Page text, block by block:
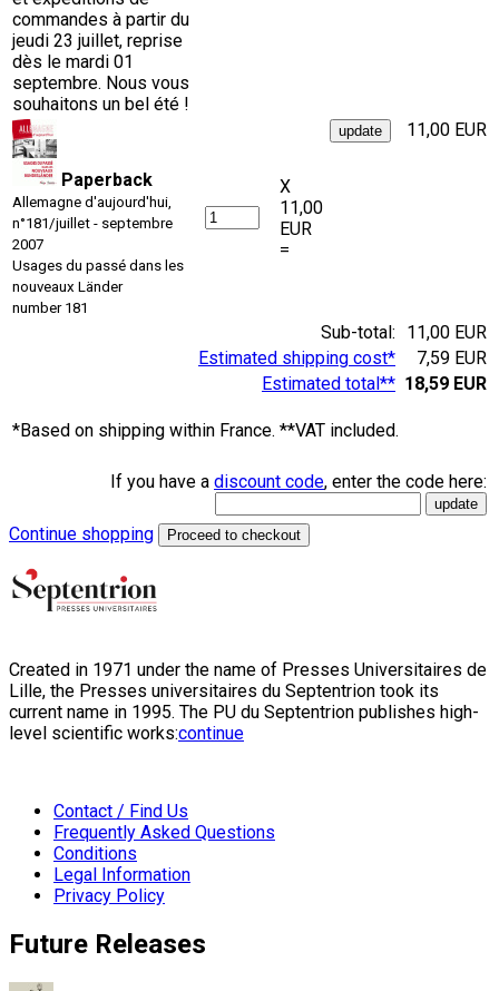
commandes à partir du
jeudi 23 juillet, reprise
dès le mardi 01
septembre. Nous vous
souhaitons un bel été !
Paperback
Allemagne d'aujourd'hui,
n°181/juillet - septembre
2007
Usages du passé dans les
nouveaux Länder
number 181
X
11,00
EUR
=
11,00 EUR
Sub-total:
11,00 EUR
Estimated shipping cost*
7,59 EUR
Estimated total** 18,59 EUR
*Based on shipping within France. **VAT included.
If you have a discount code, enter the code here:
Continue shopping Proceed to checkout
Created in 1971 under the name of Presses Universitaires de
Lille, the Presses universitaires du Septentrion took its
current name in 1995. The PU du Septentrion publishes high-
level scientific works:continue
Contact / Find Us
Frequently Asked Questions
Conditions
Legal Information
Privacy Policy
Future Releases